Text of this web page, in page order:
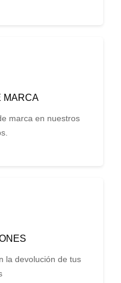
MARCA
marca en nuestros
la devolución de tus